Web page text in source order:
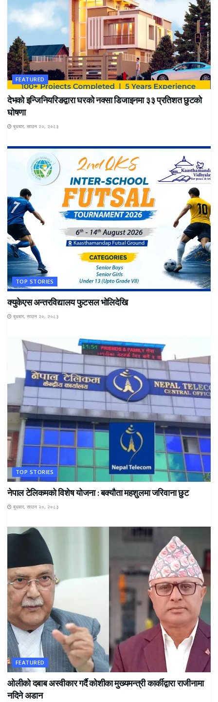
FEATURED
देभको इन्जिनियरिङद्वारा घरको नक्सा डिजाइनमा ३३ प्रतिशत छुटको
घोषणा
बुधबार, साउन २०, २०८३
TOP STORIES
क्युकेएस अन्तरविद्यालय फुटसल भोलिदेखि
बुधबार, साउन २०, २०८३
TOP STORIES
नेपाल टेलिकमको विशेष योजना : बक्यौता महशुलमा जरिवाना छुट
बुधबार, साउन २०, २०८३
FEATURED
ओलीको दबाब अस्वीकार गर्दै कोशीका मुख्यमन्त्री कार्कीद्वारा राजीनामा
नदिने अडान